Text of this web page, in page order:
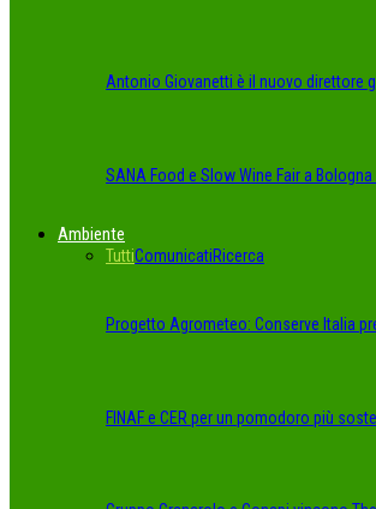
Antonio Giovanetti è il nuovo direttore
SANA Food e Slow Wine Fair a Bologna
Ambiente
TuttiComunicatiRicerca
Progetto Agrometeo: Conserve Italia
FINAF e CER per un pomodoro più